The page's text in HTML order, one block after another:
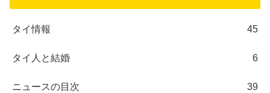
タイ情報 45
タイ人と結婚 6
ニュースの目次 39